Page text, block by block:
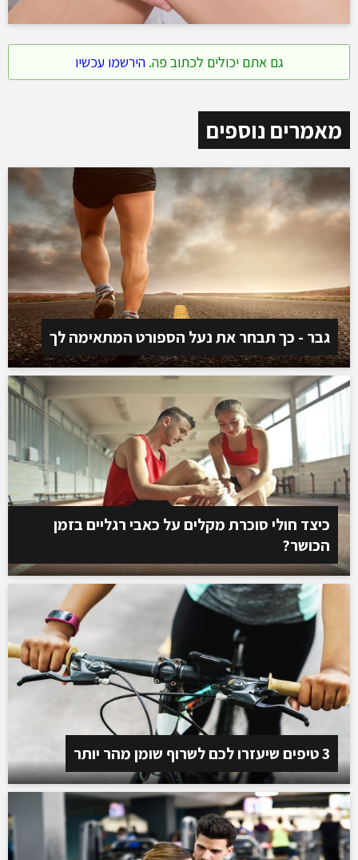
גם אתם יכולים לכתוב פה.הירשמו עכשיו
מאמרים נוספים
גבר - כך תבחר את נעל הספורט המתאימה לך
כיצד חולי סוכרת מקלים על כאבי רגליים בזמן
הכושר?
3 טיפים שיעזרו לכם לשרוף שומן מהר יותר